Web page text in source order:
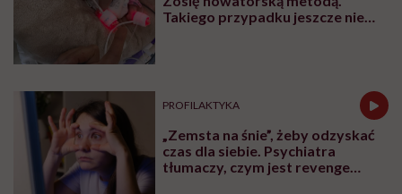
Takiego przypadku jeszcze nie
PROFILAKTYKA
„Zemsta na śnie”, żeby odzyskać
czas dla siebie. Psychiatra
tłumaczy, czym jest revenge